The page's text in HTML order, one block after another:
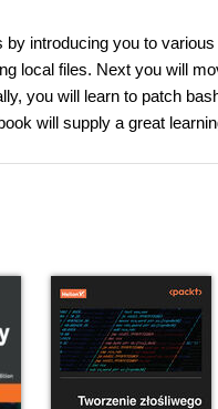
introducing you to
local files. Next you will
you will learn to patch
will supply a great